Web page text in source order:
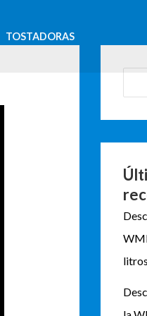
TOSTADORAS
a
r